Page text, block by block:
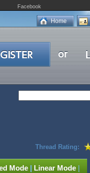
Facebook
Home
Thread Rating:
Mode | Linear Mode |